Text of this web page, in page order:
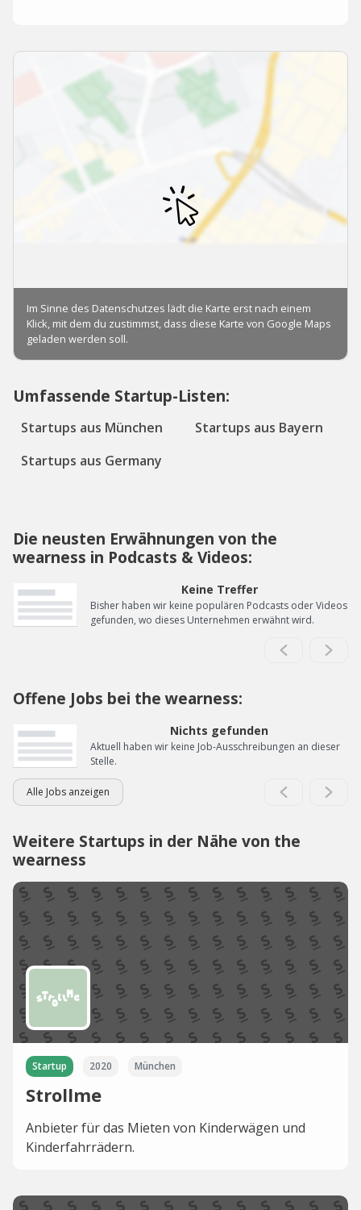
Umfassende Startup-Listen:
Startups aus München
Startups aus Bayern
Startups aus Germany
Die neusten Erwähnungen von the
wearness in Podcasts & Videos:
Keine Treffer
Bisher haben wir keine populären Podcasts oder Videos
gefunden, wo dieses Unternehmen erwähnt wird.
Offene Jobs bei the wearness:
Nichts gefunden
Aktuell haben wir keine Job-Ausschreibungen an dieser
Stelle.
Alle Jobs anzeigen
Weitere Startups in der Nähe von the
wearness
Startup 2020 München
Strollme
Anbieter für das Mieten von Kinderwägen und
Kinderfahrrädern.